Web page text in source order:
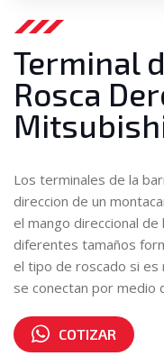
Terminal
Rosca
Los terminales de la
direccion de un
el mango direccional
diferentes tamaños
el tipo de roscado si es
se conectan por medio
COTIZAR